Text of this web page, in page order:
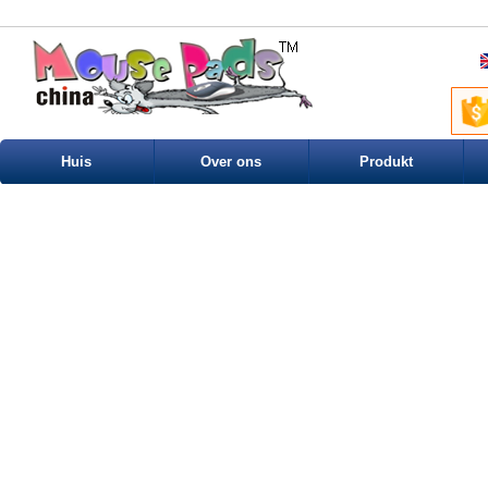
Huis Over ons Produkt